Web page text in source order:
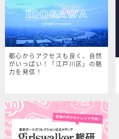
都心からアクセスも良く、自然
がいっぱい！「江戸川区」の魅
力を発信！